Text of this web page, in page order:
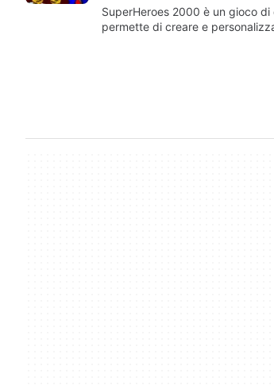
SuperHeroes 2000 è un gioco
permette di creare e